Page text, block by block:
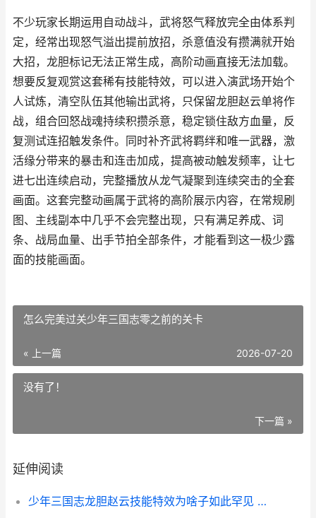
不少玩家长期运用自动战斗，武将怒气释放完全由体系判
定，经常出现怒气溢出提前放招，杀意值没有攒满就开始
大招，龙胆标记无法正常生成，高阶动画直接无法加载。
想要反复观赏这套稀有技能特效，可以进入演武场开始个
人试炼，清空队伍其他输出武将，只保留龙胆赵云单将作
战，组合回怒战魂持续积攒杀意，稳定锁住敌方血量，反
复测试连招触发条件。同时补齐武将羁绊和唯一武器，激
活缘分带来的暴击和连击加成，提高被动触发频率，让七
进七出连续启动，完整播放从龙气凝聚到连续突击的全套
画面。这套完整动画属于武将的高阶展示内容，在常规刷
图、主线副本中几乎不会完整出现，只有满足养成、词
条、战局血量、出手节拍全部条件，才能看到这一极少露
面的技能画面。
怎么完美过关少年三国志零之前的关卡
« 上一篇 2026-07-20
没有了！
下一篇 »
延伸阅读
少年三国志龙胆赵云技能特效为啥子如此罕见 少年三国志龙神是什么